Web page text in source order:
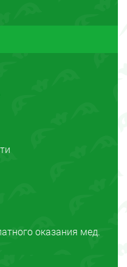
оказания мед.